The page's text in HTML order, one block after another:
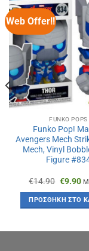
Web Offer!!
FUNKO POPS
Funko Pop!
Avengers Mech
Mech, Vinyl
Figure
€14.90 Original
was:
€14.90.
€9.90Η
ΠΡΟΣΘΉΚΗ ΣΤΟ